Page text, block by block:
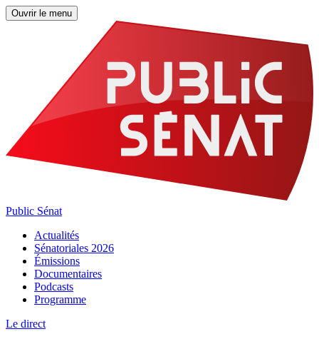
Ouvrir le menu
Public Sénat
Actualités
Sénatoriales 2026
Émissions
Documentaires
Podcasts
Programme
Le direct